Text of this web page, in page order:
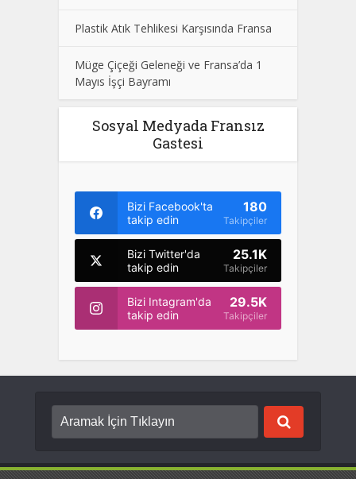
Plastik Atık Tehlikesi Karşısında Fransa
Müge Çiçeği Geleneği ve Fransa’da 1
Mayıs İşçi Bayramı
Sosyal Medyada Fransız
Gastesi
Bizi Facebook'ta
takip edin
180
Takipçiler
Bizi Twitter'da
takip edin
25.1K
Takipçiler
Bizi Intagram'da
takip edin
29.5K
Takipçiler